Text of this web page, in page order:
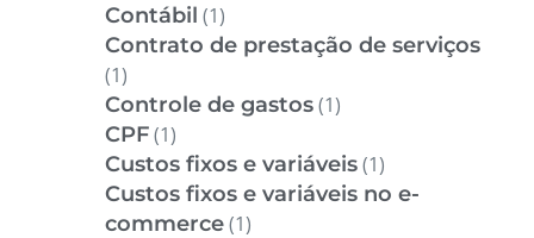
Contábil (1)
Contrato de prestação de serviços
(1)
Controle de gastos(1)
CPF(1)
Custos fixos e variáveis(1)
Custos fixos e variáveis no e-
commerce(1)